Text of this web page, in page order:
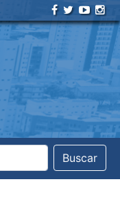
Buscar